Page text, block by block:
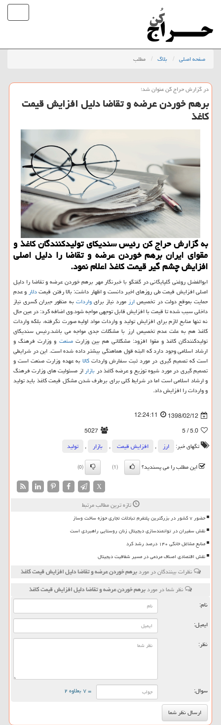
صفحه اصلی بلاگ مطلب
در گزارش حراج كن عنوان شد؛
برهم خوردن عرضه و تقاضا دلیل افزایش قیمت
كاغذ
به گزارش حراج كن رئیس سندیكای تولیدكنندگان كاغذ و
مقوای ایران برهم خوردن عرضه و تقاضا را دلیل اصلی
افزایش چشم گیر قیمت كاغذ اعلام نمود.
ابوالفضل روغنی گلپایگانی در گفتگو با خبرنگار مهر برهم خوردن عرضه و تقاضا را دلیل
اصلی افزایش قیمت طی روزهای اخیر دانست و اظهار داشت: بالا رفتن قیمتدلارو عدم
حمایت بموقع دولت در تخصیصارزمورد نیاز برایوارداتبه منظور جبران كسری نیاز
داخلی سبب شده تا قیمت با افزایش قابل توجهی مواجه شود.وی اضافه كرد: در عین حال
نه تنها منابع لازم برای افزایش تولید و واردات مواد اولیه صورت نگرفته، بلكه واردات
كاغذ هم به علت عدم تخصیص ارز با مشكلات جدی مواجه می باشد.رئیس سندیكای
تولیدكنندگان كاغذ و مقوا افزود: مشكلاتی هم بین وزارتصنعت و وزارت فرهنگ و
ارشاد اسلامی وجود دارد كه البته قول هماهنگی بیشتر داده شده است. این در شرایطی
است كه تصمیم گیری در مورد ثبت سفارش وارداتكالابه عهده وزارت صنعت است و
تصمیم گیری در مورد شیوه توزیع و عرضه كاغذ دربازاراز مسئولیت های وزارت فرهنگ
و ارشاد اسلامی است اما در شرایط كلی برای برطرف شدن مشكل قیمت كاغذ باید تولید
و واردات را افزایش داد.
1398/02/12
12:24:11
5.0
/ 5
5027
تگهای خبر:
ارز , افزایش قیمت , بازار ,
تولید
این مطلب را می پسندید؟
(1)
(0)
X
تازه ترین مطالب مرتبط
حضور ۷ کشور در بزرگترین پلتفرم تبادلات تجاری حوزه ساخت وساز
نقش سفیران در توانمندسازی دیجیتال زنان روستایی راهبردی است
منابع مشاغل خانگی ۱۴۰ درصد رشد کرد
نقش اقتصادی اصناف مردمی در مسیر شفافیت دیجیتال
نظرات بینندگان در موردبرهم خوردن عرضه و تقاضا دلیل افزایش قیمت كاغذ
نظر شما در موردبرهم خوردن عرضه و تقاضا دلیل افزایش قیمت كاغذ
نام:
ایمیل:
نظر:
سوال: = ۷ بعلاوه ۲